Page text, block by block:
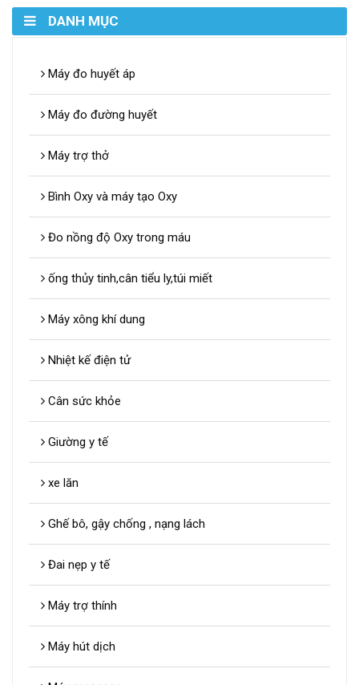
DANH MỤC
Máy đo huyết áp
Máy đo đường huyết
Máy trợ thở
Bình Oxy và máy tạo Oxy
Đo nồng độ Oxy trong máu
ống thủy tinh,cân tiểu ly,túi miết
Máy xông khí dung
Nhiệt kế điện tử
Cân sức khỏe
Giường y tế
xe lăn
Ghế bô, gậy chống , nạng lách
Đai nẹp y tế
Máy trợ thính
Máy hút dịch